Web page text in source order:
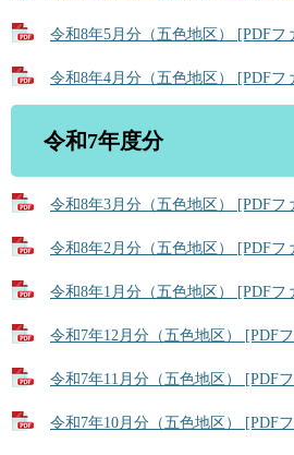
令和8年5月分（五色地区） [PDFフ
令和8年4月分（五色地区） [PDFフ
令和7年度分
令和8年3月分（五色地区） [PDFフ
令和8年2月分（五色地区） [PDFフ
令和8年1月分（五色地区） [PDFフ
令和7年12月分（五色地区） [PDF
令和7年11月分（五色地区） [PDF
令和7年10月分（五色地区） [PDF